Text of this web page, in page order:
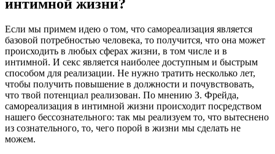
интимной жизни?
Если мы примем идею о том, что самореализация является
базовой потребностью человека, то получится, что она может
происходить в любых сферах жизни, в том числе и в
интимной. И секс является наиболее доступным и быстрым
способом для реализации. Не нужно тратить несколько лет,
чтобы получить повышение в должности и почувствовать,
что твой потенциал реализован. По мнению З. Фрейда,
самореализация в интимной жизни происходит посредством
нашего бессознательного: так мы реализуем то, что вытеснено
из сознательного, то, чего порой в жизни мы сделать не
можем.